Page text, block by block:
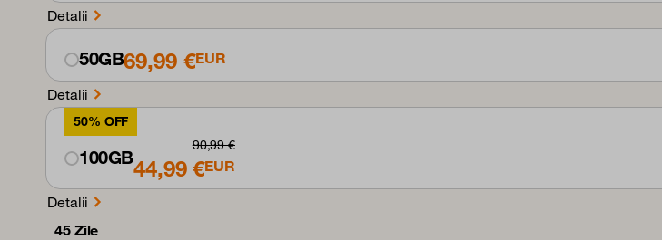
Detalii
50GB69,99 €EUR
Detalii
50% OFF
100GB
90,99 €
44,99 €EUR
Detalii
45 Zile